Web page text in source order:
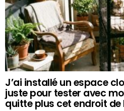
J’ai installé un espace
juste pour tester avec
quitte plus cet endroit de